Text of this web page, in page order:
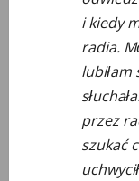
i kiedy
radia.
lubiłam
przez
szukać